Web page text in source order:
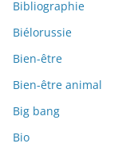
Bibliographie
Biélorussie
Bien-être
Bien-être animal
Big bang
Bio